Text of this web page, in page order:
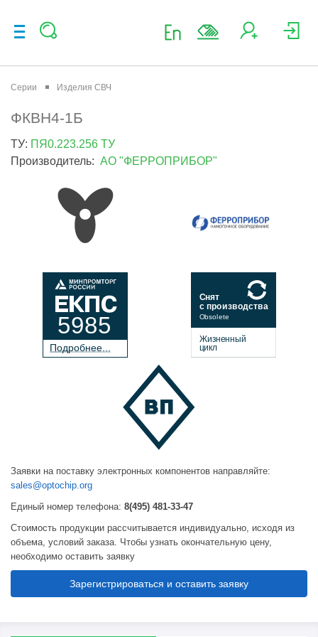
Серии Изделия СВЧ
ФКВН4-1Б
ТУ: ПЯ0.223.256 ТУ
Производитель: АО "ФЕРРОПРИБОР"
Подробнее...
5985
Жизненный
цикл
Obsolete
Снят
с производства
Заявки на поставку электронных компонентов направляйте:
sales@optochip.org
Единый номер телефона: 8(495) 481-33-47
Стоимость продукции рассчитывается индивидуально, исходя из
объема, условий заказа. Чтобы узнать окончательную цену,
необходимо оставить заявку
Зарегистрироваться и оставить заявку